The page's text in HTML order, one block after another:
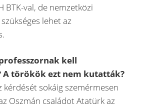
BTK-val, de nemzetközi
lehet az
kell
A törökök ezt nem kutatták?
kérdését sokáig szemérmesen
Oszmán családot Atatürk az